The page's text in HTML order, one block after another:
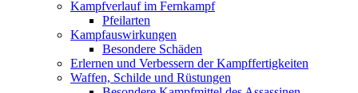
Kampfverlauf im Fernkampf
Pfeilarten
Kampfauswirkungen
Besondere Schäden
Erlernen und Verbessern der Kampffertigkeiten
Waffen, Schilde und Rüstungen